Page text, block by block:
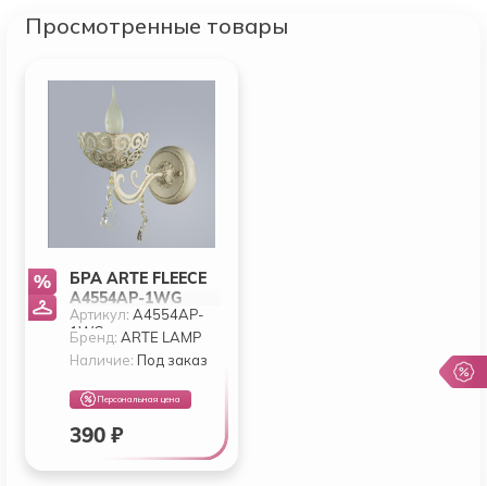
Просмотренные товары
БРА ARTE FLEECE
A4554AP-1WG
Артикул:A4554AP-
1WG
Бренд:ARTE LAMP
Наличие: Под заказ
Персональная цена
390 ₽